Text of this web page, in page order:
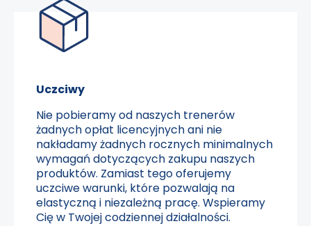
Uczciwy
Nie pobieramy od naszych trenerów
żadnych opłat licencyjnych ani nie
nakładamy żadnych rocznych minimalnych
wymagań dotyczących zakupu naszych
produktów. Zamiast tego oferujemy
uczciwe warunki, które pozwalają na
elastyczną i niezależną pracę. Wspieramy
Cię w Twojej codziennej działalności.